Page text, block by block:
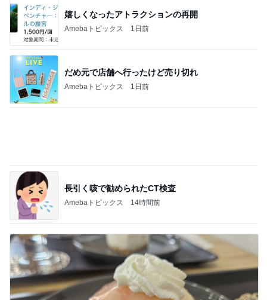
長引く咳で勧められたCT検査
Amebaトピックス 14時間前
売り切れでリベンジした桃のタルト
Amebaトピックス 1日前
記事を読む